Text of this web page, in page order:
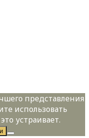
представления
использовать
устраивает.